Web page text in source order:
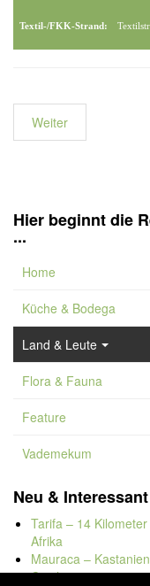
Textil-/FKK-Strand:
Weiter
Hier beginnt die
...
Home
Küche & Bodega
Land & Leute
Flora & Fauna
Feature
Vademekum
Neu & Interessant
Tarifa – 14
Afrika
Mauraca –
Capileira